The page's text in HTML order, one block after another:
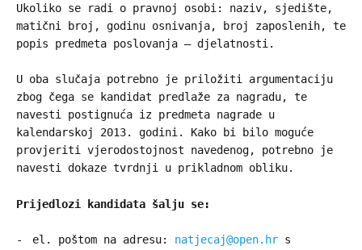
Ukoliko se radi o pravnoj osobi: naziv, sjedište,
matični broj, godinu osnivanja, broj zaposlenih, te
popis predmeta poslovanja – djelatnosti.
U oba slučaja potrebno je priložiti argumentaciju
zbog čega se kandidat predlaže za nagradu, te
navesti postignuća iz predmeta nagrade u
kalendarskoj 2013. godini. Kako bi bilo moguće
provjeriti vjerodostojnost navedenog, potrebno je
navesti dokaze tvrdnji u prikladnom obliku.
Prijedlozi kandidata šalju se:
el. poštom na adresu: natjecaj@open.hr s